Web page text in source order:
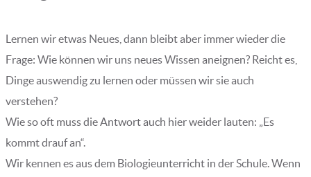
Lernen wir etwas Neues, dann bleibt aber immer wieder die
Frage: Wie können wir uns neues Wissen aneignen? Reicht es,
Dinge auswendig zu lernen oder müssen wir sie auch
verstehen?
Wie so oft muss die Antwort auch hier weider lauten: „Es
kommt drauf an“.
Wir kennen es aus dem Biologieunterricht in der Schule. Wenn